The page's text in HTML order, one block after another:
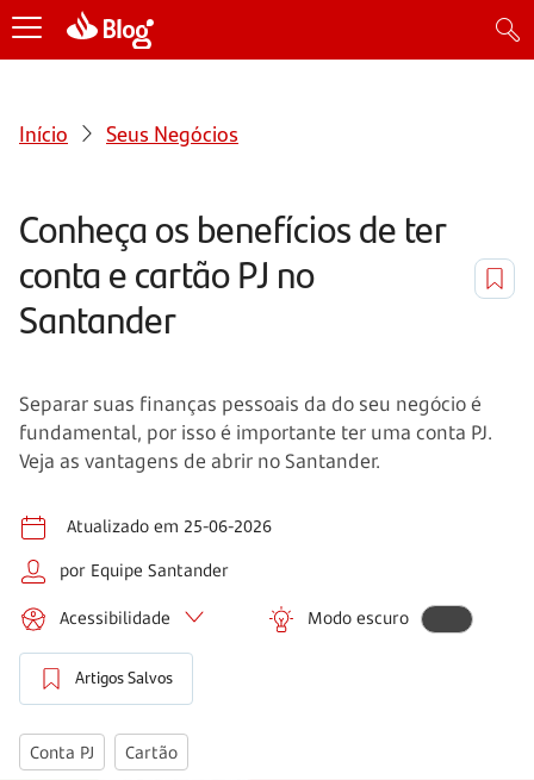
Início Seus Negócios
Conheça os benefícios de ter
conta e cartão PJ no
Santander
Separar suas finanças pessoais da do seu negócio é
fundamental, por isso é importante ter uma conta PJ.
Veja as vantagens de abrir no Santander.
Atualizado em 25-06-2026
por Equipe Santander
Acessibilidade Modo escuro
Artigos Salvos
Conta PJ Cartão